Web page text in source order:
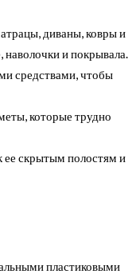
диваны, ковры и
наволочки и покрывала.
средствами, чтобы
которые трудно
ее скрытым полостям и
пластиковыми